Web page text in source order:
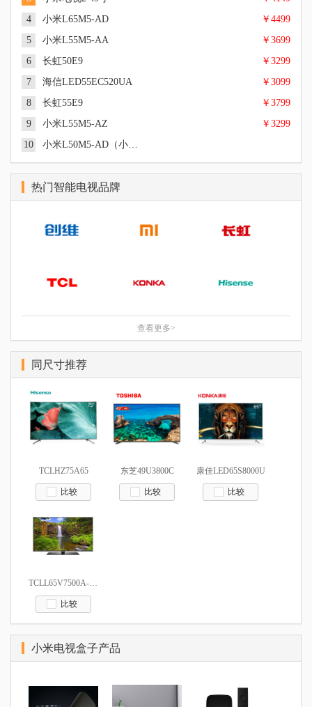
55英寸, 超高清4K, Cortex A53 四核 1.5GHz, 8G, PatchWall, 三级
49英寸, 超高清4K, 硬屏, LED, 四核 Cortex-A9架构 1.45GHz, 2GB
4 小米L65M5-AD ￥4499
65英寸, 超高清4K, LED, Cortex A53 四核 up to 1.5GHz, MIUI TV
5 小米L55M5-AA ￥3699
55英寸, 超高清4K, LED, Amlogic T968 Cortex A53 四核 1.8GHz,
图片
6 长虹50E9 ￥3299
50英寸, 超高清4K, LED, 逐行扫描, 三级能效
概述 | 参数 | 图片
7 海信LED55EC520UA ￥3099
操作系统（VIDAA界面）, 逐行扫描, Dolby解码+DTS, 五段式均
衡, 二级能效
概述 | 参数 | 图片
8 长虹55E9 ￥3799
55英寸, 超高清4K, LED, 逐行扫描, 三级能效
9 小米L55M5-AZ ￥3299
概述 | 参数
10
50英寸, 超高清4K, 64位Cortex A53 四核1.5GHz
热门智能电视品牌
查看更多>
同尺寸推荐
TCLHZ75A65
比较
东芝49U3800C
比较
康佳LED65S8000U
比较
比较
小米电视盒子产品